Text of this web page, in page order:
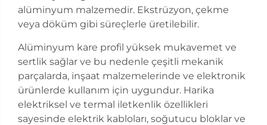
alüminyum malzemedir. Ekstrüzyon, çekme
veya döküm gibi süreçlerle üretilebilir.
Alüminyum kare profil yüksek mukavemet ve
sertlik sağlar ve bu nedenle çeşitli mekanik
parçalarda, inşaat malzemelerinde ve elektronik
ürünlerde kullanım için uygundur. Harika
elektriksel ve termal iletkenlik özellikleri
sayesinde elektrik kabloları, soğutucu bloklar ve